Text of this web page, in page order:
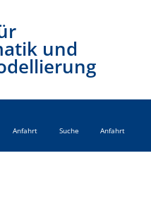
und
Anfahrt Suche Anfahrt